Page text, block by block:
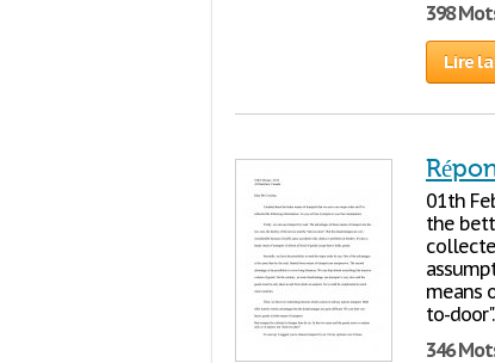
398
Lire
01th
the
means
to-
346